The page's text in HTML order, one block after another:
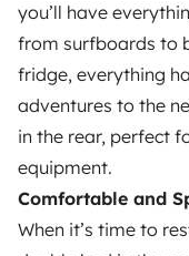
you’ll have
from surfboards to
fridge, everything
adventures to the
in the rear, perfect
equipment.
Comfortable and
When it’s time to
Contrat de location
Assurances location
Assistances location
Aide propriétaire